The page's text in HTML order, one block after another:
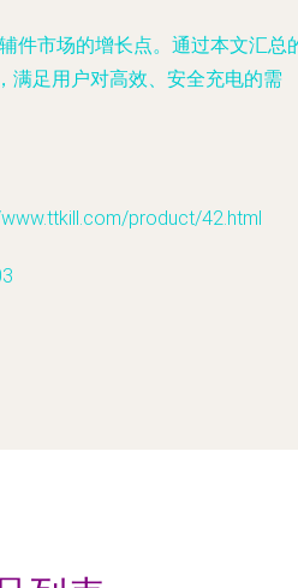
件市场的增长点。通过本文汇总
满足用户对高效、安全充电的需
product/42.html